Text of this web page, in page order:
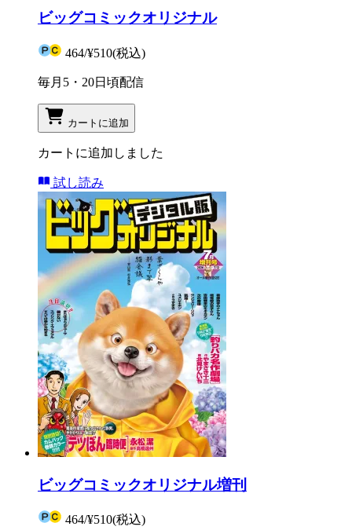
ビッグコミックオリジナル
464/¥510(税込)
毎月5・20日頃配信
カートに追加
カートに追加しました
試し読み
ビッグコミックオリジナル増刊
464/¥510(税込)